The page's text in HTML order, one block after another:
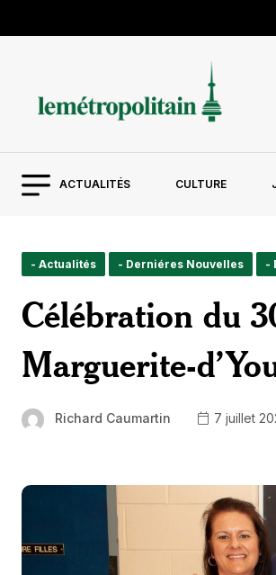
ACTUALITÉS CULTURE
- Actualités - Derniéres Nouvelles -
Célébration du
Marguerite-
Richard Caumartin 7 juillet